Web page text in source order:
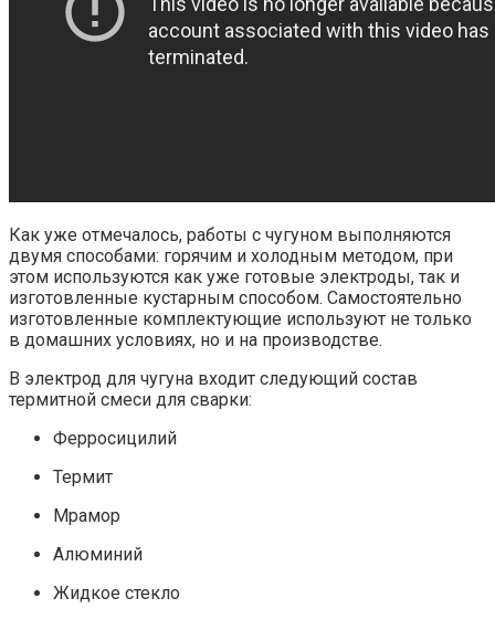
Как уже отмечалось, работы с чугуном выполняются
двумя способами: горячим и холодным методом, при
этом используются как уже готовые электроды, так и
изготовленные кустарным способом. Самостоятельно
изготовленные комплектующие используют не только
в домашних условиях, но и на производстве.
В электрод для чугуна входит следующий состав
термитной смеси для сварки:
Ферросицилий
Термит
Мрамор
Алюминий
Жидкое стекло